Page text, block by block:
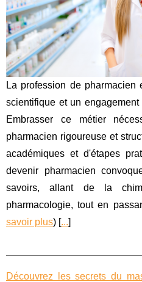
La profession de
scientifique et un
Embrasser ce métier
pharmacien rigoureuse et
académiques et d'étapes
devenir pharmacien
savoirs, allant de la
pharmacologie, tout en
savoir plus) [...]
Découvrez les secrets du